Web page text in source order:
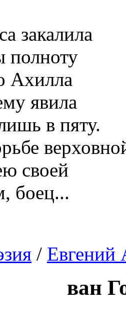
закалила
полноту
Ахилла
явила
в пяту.
своей
боец...
/ Евгений
ван